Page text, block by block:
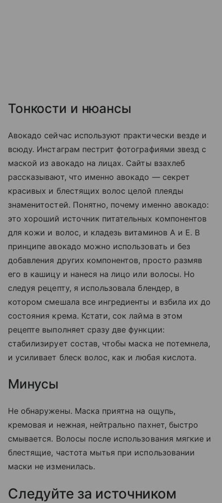
Тонкости и нюансы
Авокадо сейчас используют практически везде и
всюду. Инстаграм пестрит фотографиями звезд с
маской из авокадо на лицах. Сайты взахлеб
рассказывают, что именно авокадо — секрет
красивых и блестящих волос целой плеяды
знаменитостей. Понятно, почему именно авокадо:
это хороший источник питательных компонентов
для кожи и волос, и кладезь витаминов А и Е. В
принципе авокадо можно использовать и без
добавления других компонентов, просто размяв
его в кашицу и нанеся на лицо или волосы. Но
следуя рецепту, я использовала блендер, в
котором смешала все ингредиенты и взбила их до
состояния крема. Кстати, сок лайма в этом
рецепте выполняет сразу две функции:
стабилизирует состав, чтобы маска не потемнела,
и усиливает блеск волос, как и любая кислота.
Минусы
Не обнаружены. Маска приятна на ощупь,
кремовая и нежная, нейтрально пахнет, быстро
смывается. Волосы после использования мягкие и
блестящие, частота мытья при использовании
маски не изменилась.
Следуйте за источником